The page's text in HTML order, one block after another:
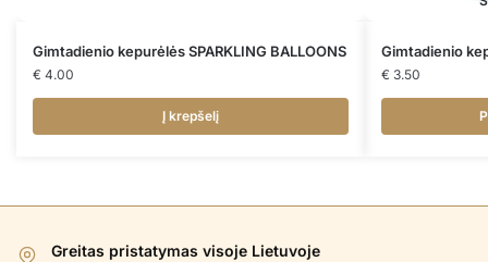
Gimtadienio kepurėlės SPARKLING BALLOONS
€ 4.00
Į krepšelį
Gimtadienio
€ 3.50
Greitas pristatymas visoje Lietuvoje